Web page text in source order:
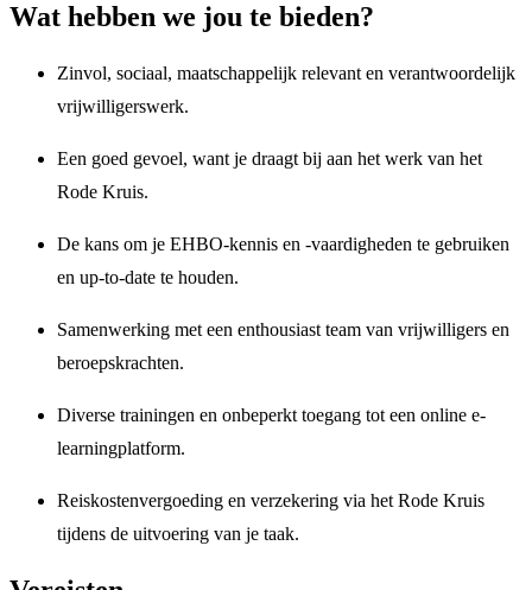
Wat hebben we jou te bieden?
Zinvol, sociaal, maatschappelijk relevant en verantwoordelijk
vrijwilligerswerk.
Een goed gevoel, want je draagt bij aan het werk van het
Rode Kruis.
De kans om je EHBO-kennis en -vaardigheden te gebruiken
en up-to-date te houden.
Samenwerking met een enthousiast team van vrijwilligers en
beroepskrachten.
Diverse trainingen en onbeperkt toegang tot een online e-
learningplatform.
Reiskostenvergoeding en verzekering via het Rode Kruis
tijdens de uitvoering van je taak.